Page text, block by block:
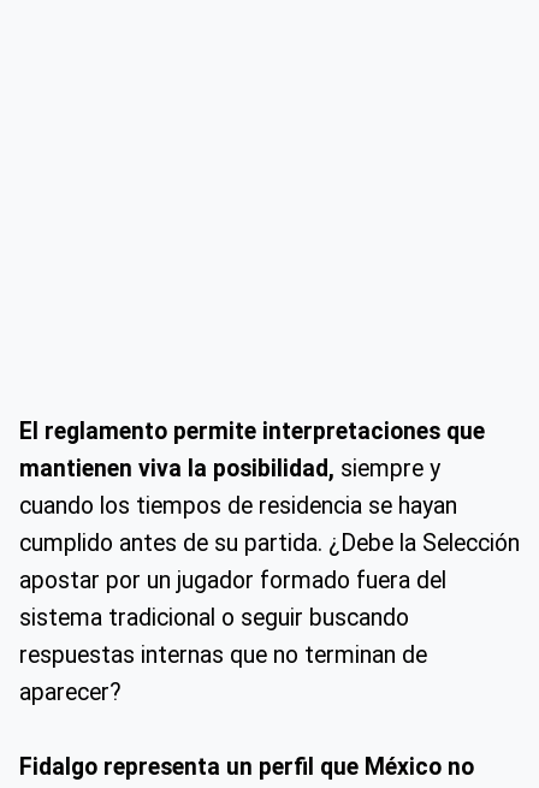
El reglamento permite interpretaciones que
mantienen viva la posibilidad, siempre y
cuando los tiempos de residencia se hayan
cumplido antes de su partida. ¿Debe la Selección
apostar por un jugador formado fuera del
sistema tradicional o seguir buscando
respuestas internas que no terminan de
aparecer?
Fidalgo representa un perfil que México no